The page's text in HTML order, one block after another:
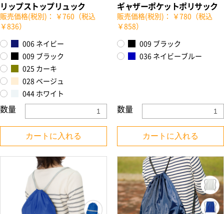
リップストップリュック
販売価格(税別)： ￥760（税込
￥836）
006 ネイビー
009 ブラック
025 カーキ
028 ベージュ
044 ホワイト
数量
カートに入れる
ギャザーポケットポリサック
販売価格(税別)： ￥780（税込
￥858）
009 ブラック
036 ネイビーブルー
数量
カートに入れる